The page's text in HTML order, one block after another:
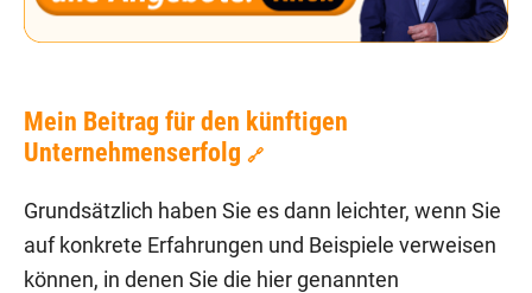
Mein Beitrag für den künftigen
Unternehmenserfolg 🔗
Grundsätzlich haben Sie es dann leichter, wenn Sie
auf konkrete Erfahrungen und Beispiele verweisen
können, in denen Sie die hier genannten